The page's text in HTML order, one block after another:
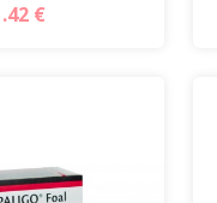
€